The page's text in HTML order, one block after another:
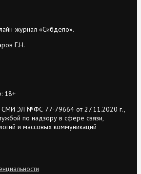
журнал «Сибдепо».
Г.Н.
18+
СМИ ЭЛ №ФС 77-79664 от 27.11.2020 г.,
по надзору в сфере связи,
и массовых коммуникаций